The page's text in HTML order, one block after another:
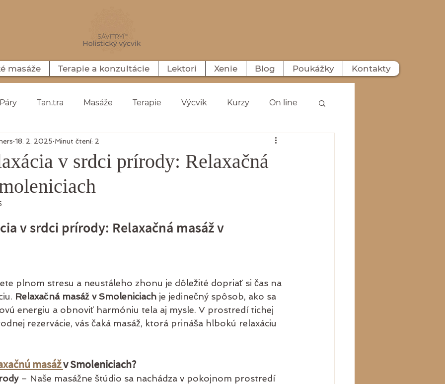
masáže Terapie a konzultácie Lektori Xenie Blog Poukážky Kontakty
Páry Tan.tra Masáže Terapie Výcvik Kurzy On line
Denní citát Videá
v srdci prírody: Relaxačná
18. 2. 2025 Minut čtení: 2
v srdci prírody: Relaxačná masáž v
plnom stresu a neustáleho zhonu je dôležité dopriať si čas na
Relaxačná masáž v Smoleniciach je jedinečný spôsob, ako sa
energiu a obnoviť harmóniu tela aj mysle. V prostredí tichej
rezervácie, vás čaká masáž, ktorá prináša hlbokú relaxáciu
masáž v Smoleniciach?
– Naše masážne štúdio sa nachádza v pokojnom prostredí